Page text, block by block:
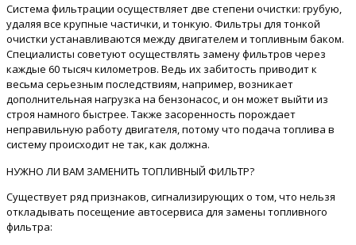
Система фильтрации осуществляет две степени очистки: грубую,
удаляя все крупные частички, и тонкую. Фильтры для тонкой
очистки устанавливаются между двигателем и топливным баком.
Специалисты советуют осуществлять замену фильтров через
каждые 60 тысяч километров. Ведь их забитость приводит к
весьма серьезным последствиям, например, возникает
дополнительная нагрузка на бензонасос, и он может выйти из
строя намного быстрее. Также засоренность порождает
неправильную работу двигателя, потому что подача топлива в
систему происходит не так, как должна.
НУЖНО ЛИ ВАМ ЗАМЕНИТЬ ТОПЛИВНЫЙ ФИЛЬТР?
Существует ряд признаков, сигнализирующих о том, что нельзя
откладывать посещение автосервиса для замены топливного
фильтра: